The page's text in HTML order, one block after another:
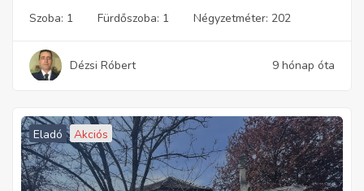
Szoba: 1 Fürdőszoba: 1 Négyzetméter: 202
Dézsi Róbert 9 hónap óta
Eladó Akciós